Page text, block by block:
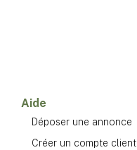
Aide
Déposer une annonce
Créer un compte client